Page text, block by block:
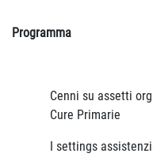
Programma
Cenni su assetti
Cure Primarie
I settings